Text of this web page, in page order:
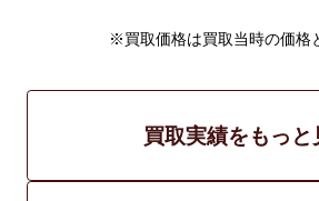
※買取価格は買取当時の価格
買取実績をもっと